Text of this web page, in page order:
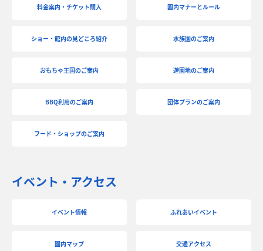
料金案内・チケット購入 園内マナーとルール
ショー・館内の見どころ紹介 水族園のご案内
おもちゃ王国のご案内 遊園地のご案内
BBQ利用のご案内 団体プランのご案内
フード・ショップのご案内
イベント・アクセス
イベント情報 ふれあいイベント
園内マップ 交通アクセス